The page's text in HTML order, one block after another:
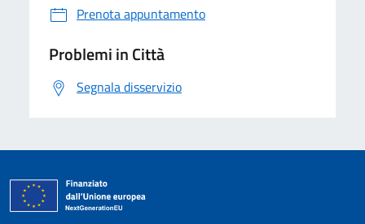
Prenota appuntamento
Problemi in Città
Segnala disservizio